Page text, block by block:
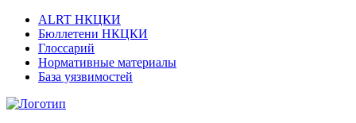
ALRT НКЦКИ
Бюллетени НКЦКИ
Глоссарий
Нормативные материалы
База уязвимостей